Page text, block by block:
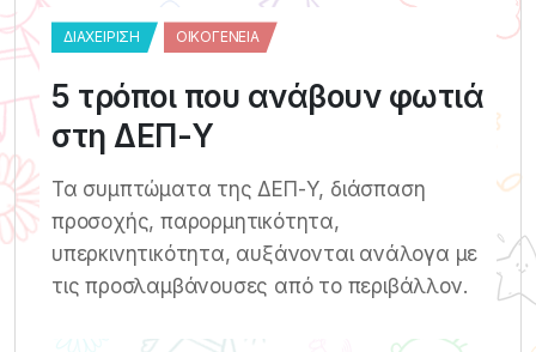
ΔΙΑΧΕΊΡΙΣΗ ΟΙΚΟΓΈΝΕΙΑ
5 τρόποι που ανάβουν φωτιά
στη ΔΕΠ-Υ
Τα συμπτώματα της ΔΕΠ-Υ, διάσπαση
προσοχής, παρορμητικότητα,
υπερκινητικότητα, αυξάνονται ανάλογα με
τις προσλαμβάνουσες από το περιβάλλον.